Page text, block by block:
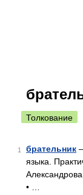
Толкование
1 брательник
языка.
• …